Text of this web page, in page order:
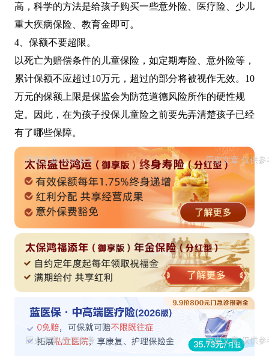
高，科学的方法是给孩子购买一些意外险、医疗险、少儿
重大疾病保险、教育金即可。
4、保额不要超限。
以死亡为赔偿条件的儿童保险，如定期寿险、意外险等，
累计保额不应超过10万元，超过的部分将被视作无效。10
万元的保额上限是保监会为防范道德风险所作的硬性规
定。因此，在为孩子投保儿童险之前要先弄清楚孩子已经
有了哪些保障。